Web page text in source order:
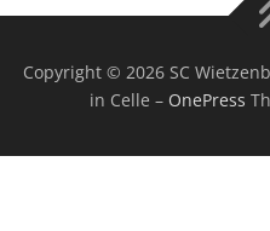
Copyright © 2026 SC
in Celle – OnePress